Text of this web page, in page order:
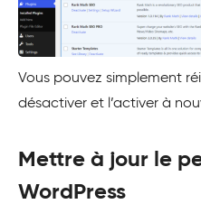
Vous pouvez simplement
désactiver et l’activer à
Mettre à jour le
WordPress